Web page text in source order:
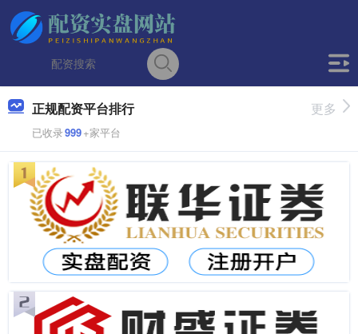
正规配资平台排行
已收录999+家平台
更多